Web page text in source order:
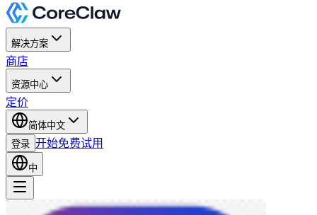
解决方案
商店
资源中心
定价
简体中文
登录 开始免费试用
中